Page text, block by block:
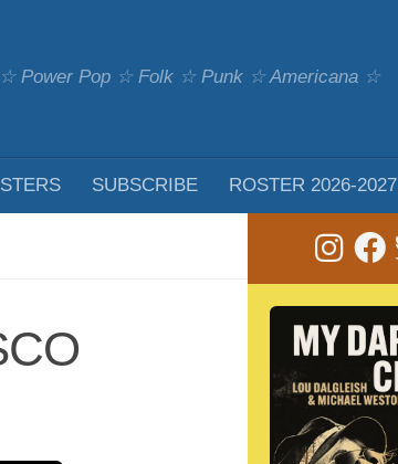
☆ Power Pop ☆ Folk ☆ Punk ☆ Americana ☆
SUBSCRIBE ROSTER 2026-2027